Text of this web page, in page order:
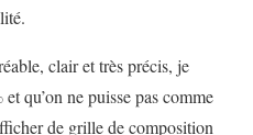
clair et très précis, je
qu’on ne puisse pas comme
de grille de composition